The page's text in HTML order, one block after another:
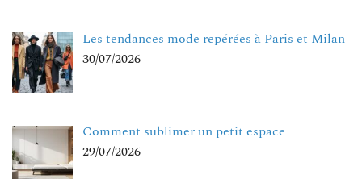
Les tendances mode repérées à Paris et Milan
30/07/2026
Comment sublimer un petit espace
29/07/2026